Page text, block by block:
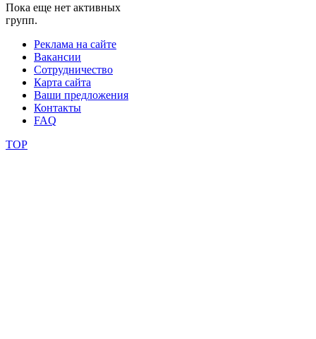
Пока еще нет активных
групп.
Реклама на сайте
Вакансии
Сотрудничество
Карта сайта
Ваши предложения
Контакты
FAQ
TOP